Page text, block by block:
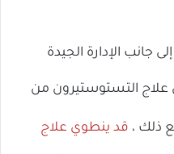
جانب الإدارة الجيدة
التستوستيرون من
ذلك ، قد ينطوي علاج